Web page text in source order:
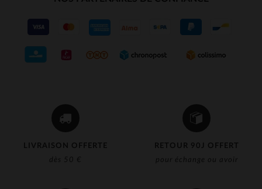
LIVRAISON OFFERTE
dès 50 €
RETOUR 90J OFFERT
pour échange ou avoir